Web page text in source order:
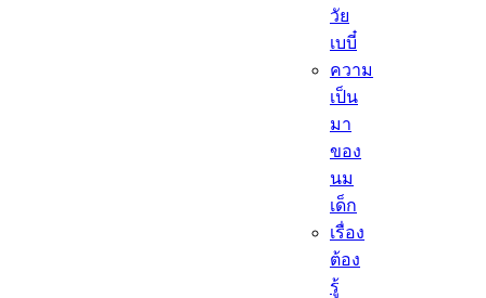
วัย
เบบี๋
ความ
เป็น
มา
ของ
นม
เด็ก
เรื่อง
ต้อง
รู้